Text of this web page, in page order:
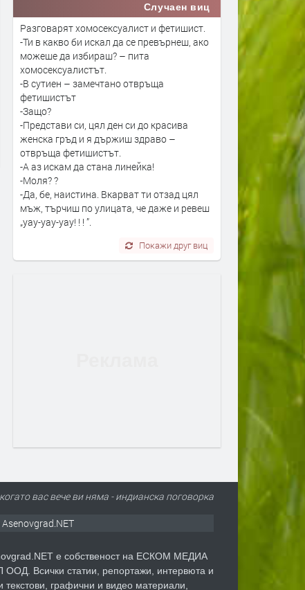
Linkin Park разказват историята
на своето завръщане
преди 17 часа
пуснаха първия си
сингъл
преди 17 часа
Случаен виц
Разговарят хомосексуалист и фетишист.
-Ти в какво би искал да се превърнеш, ако
можеше да избираш? – пита
хомосексуалистът.
-В сутиен – замечтано отвръща
фетишистът
-Защо?
-Представи си, цял ден си до красива
женска гръд и я държиш здраво –
отвръща фетишистът.
-А аз искам да стана линейка!
-Моля? ?
-Да, бе, наистина. Вкарват ти отзад цял
мъж, търчиш по улицата, че даже и ревеш
„уау-уау-уау! ! ! ”.
Покажи друг виц
вас вече ви няма - индианска поговорка
е собственост на ЕСКОМ МЕДИА
ООД. Всички статии, репортажи, интервюта и
текстови, графични и видео материали,